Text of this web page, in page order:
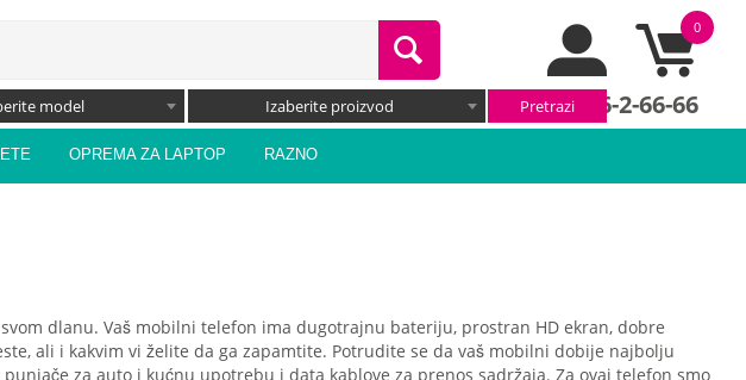
0
066/66-2-66-66
model Izaberite proizvod
OPREMA ZA LAPTOP RAZNO
dlanu. Vaš mobilni telefon ima dugotrajnu bateriju, prostran HD ekran, dobre
ali i kakvim vi želite da ga zapamtite. Potrudite se da vaš mobilni dobije najbolju
za auto i kućnu upotrebu i data kablove za prenos sadržaja. Za ovaj telefon smo